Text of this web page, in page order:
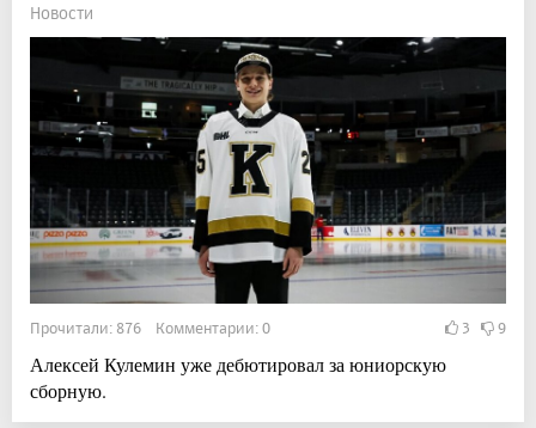
Новости
Прочитали: 876 Комментарии: 0 3 9
Алексей Кулемин уже дебютировал за юниорскую
сборную.